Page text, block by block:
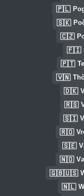
🇵🇱
🇸🇰
🇨🇿
🇫🇮
🇵🇹
🇻🇳
🇩🇰
🇷🇸
🇸🇮
🇷🇴
🇸🇪
🇳🇴
🇬🇧🇺🇸
🇳🇱